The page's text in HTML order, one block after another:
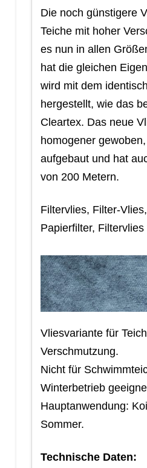
Die noch günstigere
Teiche mit hoher
es nun in allen
hat die gleichen
wird mit dem
hergestellt, wie das
Cleartex. Das neue
homogener
aufgebaut und hat
von 200 Metern.
Filtervlies, Filter-
Papierfilter, Filtervlies
Vliesvariante für
Verschmutzung.
Nicht für
Winterbetrieb
Hauptanwendung:
Sommer.
Technische Daten: